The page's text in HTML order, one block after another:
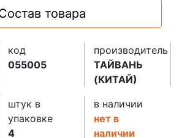
товара
код
055005
производитель
ТАЙВАНЬ
(КИТАЙ)
штук в
упаковке
4
в наличии
нет в
наличии